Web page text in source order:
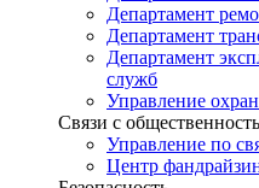
Департамент
Департамент
Департамент
служб
Управление
Связи с
Управление по
Центр